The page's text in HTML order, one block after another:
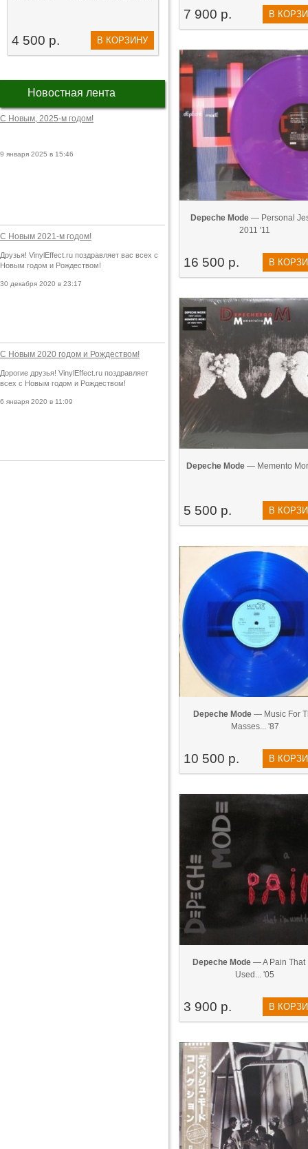
4 500 р. В КОРЗИНУ
Новостная лента
С Новым, 2025-м годом!
9 января 2025 в 15:46
С Новым 2021-м годом!
Друзья! VinylEffect.ru поздравляет вас всех с
Новым годом и Рождеством!
30 декабря 2020 в 23:17
С Новым 2020 годом и Рождеством!
Дорогие друзья! VinylEffect.ru поздравляет
всех с Новым годом и Рождеством!
6 января 2020 в 11:09
7 900 р. В
Depeche Mode — Personal
2011 '11
16 500 р. В
Depeche Mode— Memento
5 500 р. В
Depeche Mode— Music For
Masses... '87
10 500 р. В
Depeche Mode— A Pain That
Used... '05
3 900 р. В